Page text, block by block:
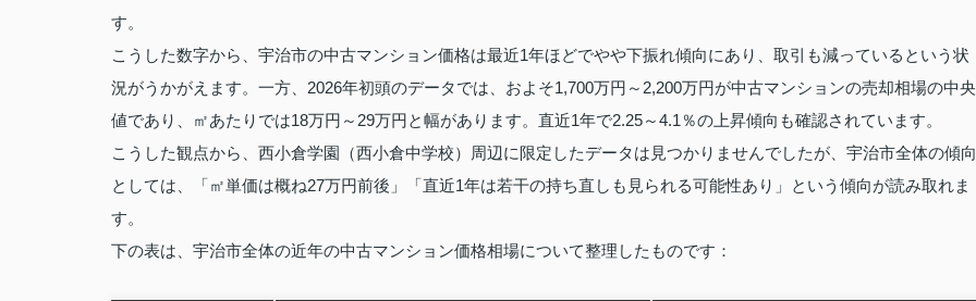
す。
こうした数字から、宇治市の中古マンション価格は最近1年ほどでやや下振れ傾向にあり、取引も減っているという状
況がうかがえます。一方、2026年初頭のデータでは、およそ1,700万円～2,200万円が中古マンションの売却相場の中央
値であり、㎡あたりでは18万円～29万円と幅があります。直近1年で2.25～4.1％の上昇傾向も確認されています。
こうした観点から、西小倉学園（西小倉中学校）周辺に限定したデータは見つかりませんでしたが、宇治市全体の傾向
としては、「㎡単価は概ね27万円前後」「直近1年は若干の持ち直しも見られる可能性あり」という傾向が読み取れま
す。
下の表は、宇治市全体の近年の中古マンション価格相場について整理したものです：